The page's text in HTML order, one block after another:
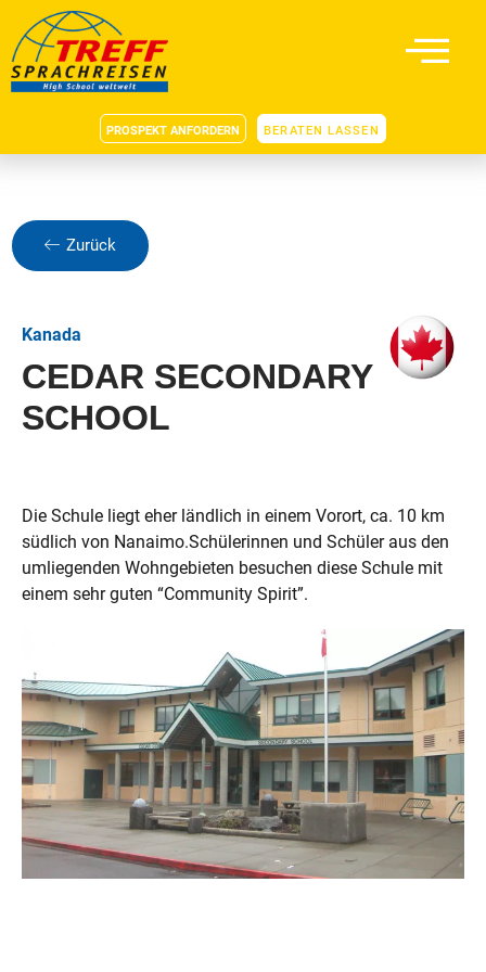
PROSPEKT ANFORDERN BERATEN LASSEN
Zurück
Kanada
CEDAR SECONDARY
SCHOOL
Die Schule liegt eher ländlich in einem Vorort, ca. 10 km
südlich von Nanaimo.Schülerinnen und Schüler aus den
umliegenden Wohngebieten besuchen diese Schule mit
einem sehr guten “Community Spirit”.